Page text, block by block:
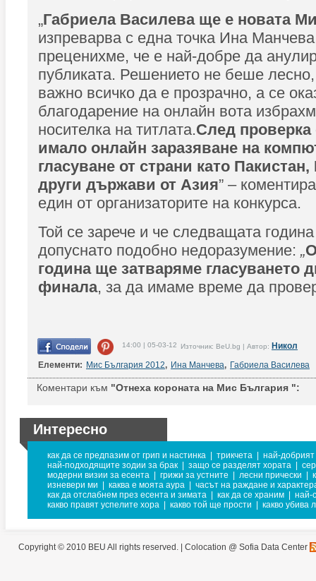
„Габриела Василева ще е новата
изпреварва с една точка Ина
преценихме, че е най-добре да
публиката. Решението не беше
важно всичко да е прозрачно, а се
благодарение на онлайн вота
носителка на титлата.След проверка
имало онлайн заразяване на
гласуване от страни като
други държави от Азия” –
един от организаторите на конкурса.
Той се зарече и че следващата
допуснато подобно недоразумение: „
година ще затваряме гласуването
финала, за да имаме време да
14:00 | 05-03-12 Източник: BeU.bg | Автор: Никол
Елементи: Мис България 2012, Ина Манчева, Габриела Василева
Коментари към "Отнеха короната на Мис България ":
Интересно
как да се предпазим от грип и настинка трикчета
най-добрият
най-подходящите зодии за брак
защо се разделят хората
модерни визии за есента
грижи за устните лесни прически
изневери ми
каква е моята аура
часът на раждане и
как да отслабнем през есента и зимата
как да се храним
най-
какво правят успелите хора
какво той ще прости какво убива
Copyright © 2010 BEU All rights reserved. | Colocation @ Sofia Data Center